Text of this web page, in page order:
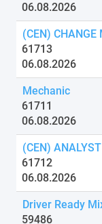
06.08.2026
(CEN)
61713
06.08.2026
Mechanic
61711
06.08.2026
(CEN)
61712
06.08.2026
Driver Ready
59486